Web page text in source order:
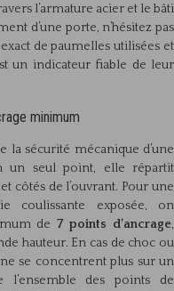
l’armature acier et le bâti
d’une porte, n’hésitez pas
de paumelles utilisées et
un indicateur fiable de leur
minimum
la sécurité mécanique d’une
un seul point, elle répartit
côtés de l’ouvrant. Pour une
coulissante exposée, on
de7 points d’ancrage,
hauteur. En cas de choc ou
se concentrent plus sur un
l’ensemble des points de